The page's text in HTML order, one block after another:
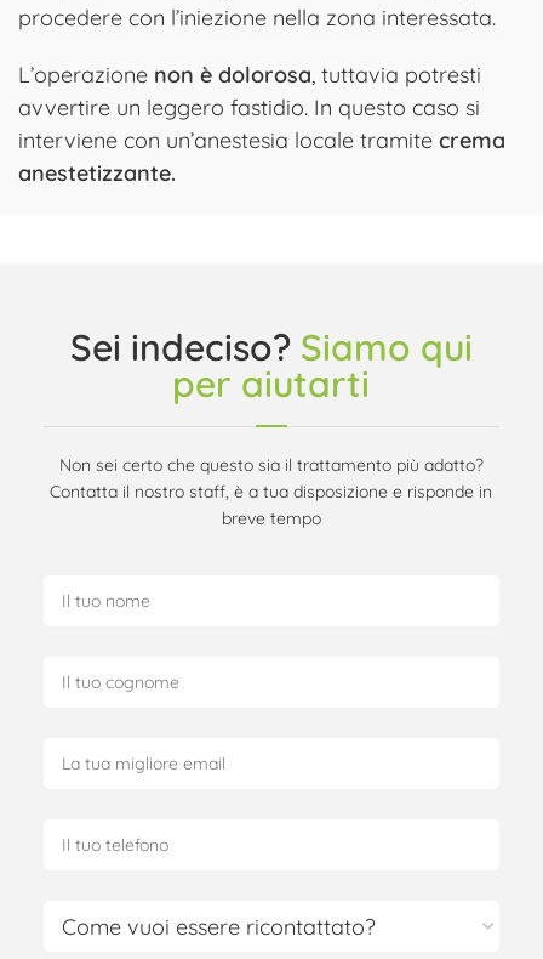
procedere con l’iniezione nella zona interessata.
L’operazione non è dolorosa, tuttavia potresti
avvertire un leggero fastidio. In questo caso si
interviene con un’anestesia locale tramite crema
anestetizzante.
Sei indeciso?Siamo qui
per aiutarti
Non sei certo che questo sia il trattamento più adatto?
Contatta il nostro staff, è a tua disposizione e risponde in
breve tempo